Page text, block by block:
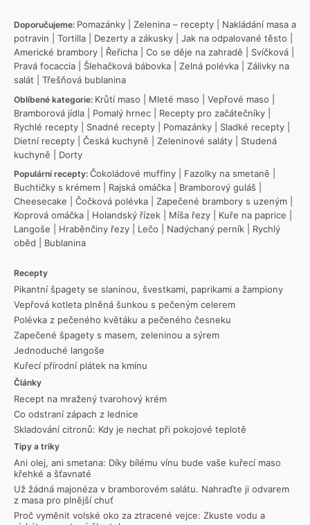
Doporučujeme: Pomazánky Zelenina – recepty
Nakládání masa a
potravin
Tortilla Dezerty a zákusky Jak na odpalované těsto
Americké brambory
Řeřicha Co se děje na zahradě Svíčková
Pravá focaccia
Šlehačková bábovka Zelná polévka
Zálivky na
salát
Třešňová bublanina
Oblíbené kategorie: Krůtí maso Mleté maso Vepřové maso
Bramborová jídla
Pomalý hrnec Recepty pro začátečníky
Rychlé recepty
Snadné recepty Pomazánky Sladké recepty
Dietní recepty
Česká kuchyně Zeleninové saláty
Studená
kuchyně
Dorty
Populární recepty: Čokoládové muffiny Fazolky na smetaně
Buchtičky s krémem
Rajská omáčka Bramborový guláš
Cheesecake
Čočková polévka Zapečené brambory s uzeným
Koprová omáčka
Holandský řízek Míša řezy Kuře na paprice
Langoše
Hraběnčiny řezy Lečo Nadýchaný perník
Rychlý
oběd
Bublanina
Recepty
Pikantní špagety se slaninou, švestkami, paprikami a žampiony
Vepřová kotleta plněná šunkou s pečeným celerem
Polévka z pečeného květáku a pečeného česneku
Zapečené špagety s masem, zeleninou a sýrem
Jednoduché langoše
Kuřecí přírodní plátek na kmínu
Články
Recept na mražený tvarohový krém
Co odstraní zápach z lednice
Skladování citronů: Kdy je nechat při pokojové teplotě
Tipy a triky
Ani olej, ani smetana: Díky bílému vínu bude vaše kuřecí maso
křehké a šťavnaté
Už žádná majonéza v bramborovém salátu. Nahraďte ji odvarem
z masa pro plnější chuť
Proč vyměnit volské oko za ztracené vejce: Zkuste vodu a